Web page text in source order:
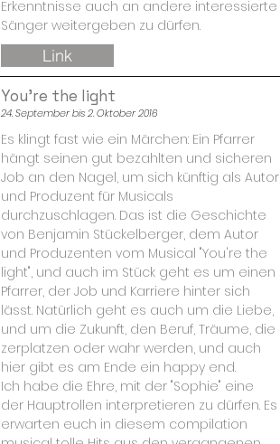
Erkenntnisse auch an andere interessierte
Sänger weitergeben zu dürfen.
Link
You're the light
24. September bis 2. Oktober 2016
Es klingt fast wie ein Märchen: Ein Pfarrer
hängt seinen gut bezahlten und sicheren
Job an den Nagel, um sich künftig als Autor
und Produzent für Musicals
durchzuschlagen. Das ist die Geschichte
von Benjamin Stückelberger, dem Autor
und Produzenten vom Musical "You're the
light", und auch im Stück geht es um einen
Pfarrer, der Job und Karriere hinter sich
lässt. Natürlich geht es auch um die Liebe,
und um die Zukunft, den Beruf, Träume, die
zerplatzen oder wahr werden, und auch
hier gibt es am Ende ein happy end.
Ich habe die Ehre, mit der "Sophie" eine
der Hauptrollen interpretieren zu dürfen. Es
erwarten euch in diesem compilation